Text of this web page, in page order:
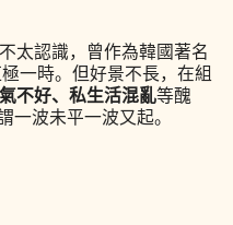
太認識，曾作為韓國著名
一時。但好景不長，在組
不好、私生活混亂等醜
一波未平一波又起。